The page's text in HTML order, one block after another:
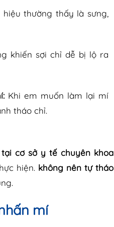
thường thấy là sưng,
khiến sợi chỉ dễ bị lộ ra
Khi em muốn làm lại mí
tháo chỉ.
cơ sở y tế chuyên khoa
hiện. không nên tự tháo
mí